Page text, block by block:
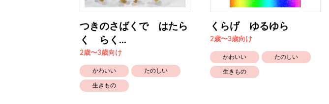
つきのさばくで はたら
く らく...
2歳〜3歳向け
かわいい たのしい
生きもの
くらげ ゆるゆら
2歳〜3歳向け
かわいい たのしい
生きもの